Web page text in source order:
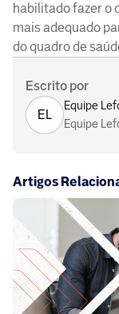
habilitado fazer o
mais adequado
do quadro de
Escrito por
EL
Equipe
Equipe
Artigos